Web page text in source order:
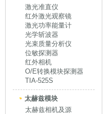
激光准直仪
红外激光观察镜
激光功率能量计
光学斩波器
光束质量分析仪
位敏探测器
红外相机
O/E转换模块探测器
TIA-525S
太赫兹模块
太赫兹相机及源